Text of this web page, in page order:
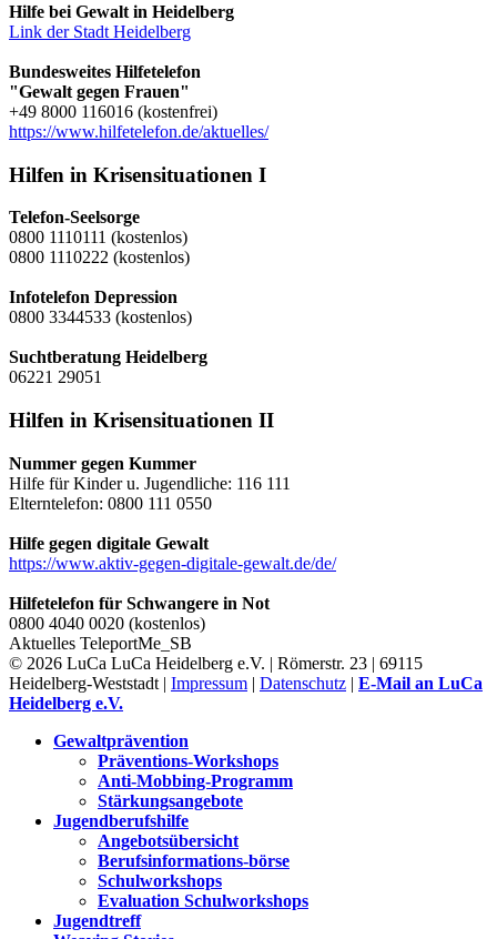
Hilfe bei Gewalt in Heidelberg
Link der Stadt Heidelberg
Bundesweites Hilfetelefon
"Gewalt gegen Frauen"
+49 8000 116016 (kostenfrei)
https://www.hilfetelefon.de/aktuelles/
Hilfen in Krisensituationen I
Telefon-Seelsorge
0800 1110111 (kostenlos)
0800 1110222 (kostenlos)
Infotelefon Depression
0800 3344533 (kostenlos)
Suchtberatung Heidelberg
06221 29051
Hilfen in Krisensituationen II
Nummer gegen Kummer
Hilfe für Kinder u. Jugendliche: 116 111
Elterntelefon: 0800 111 0550
Hilfe gegen digitale Gewalt
https://www.aktiv-gegen-digitale-gewalt.de/de/
Hilfetelefon für Schwangere in Not
0800 4040 0020 (kostenlos)
Aktuelles TeleportMe_SB
© 2026 LuCa LuCa Heidelberg e.V. | Römerstr. 23 | 69115
Heidelberg-Weststadt | Impressum | Datenschutz | E-Mail an LuCa
Heidelberg e.V.
Gewaltprävention
Präventions-Workshops
Anti-Mobbing-Programm
Stärkungsangebote
Jugendberufshilfe
Angebotsübersicht
Berufsinformations-börse
Schulworkshops
Evaluation Schulworkshops
Jugendtreff